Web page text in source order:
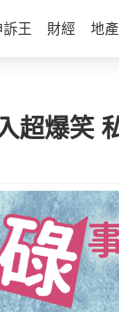
訴王 財經 地產
超爆笑